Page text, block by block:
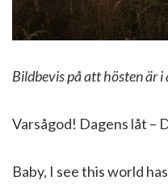
Bildbevis på att hösten är i
Varsågod! Dagens låt –
Baby, I see this world